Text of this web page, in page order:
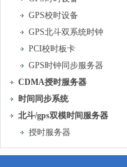
GPS校时设备
GPS北斗双系统时钟
PCI校时板卡
GPS时钟同步服务器
CDMA授时服务器
时间同步系统
北斗/gps双模时间服务器
授时服务器